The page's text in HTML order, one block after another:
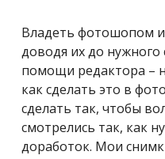
Владеть фотошопом
доводя их до нужного
помощи редактора –
как сделать это в
сделать так, чтобы
смотрелись так, как
доработок. Мои